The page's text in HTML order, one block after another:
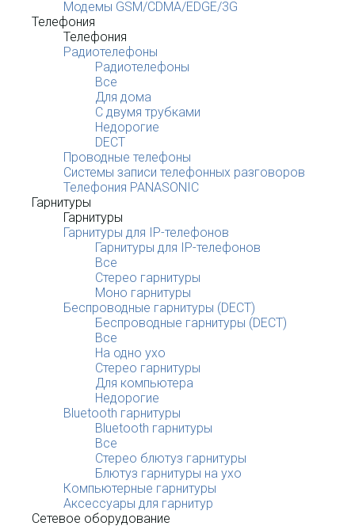
Модемы GSM/CDMA/EDGE/3G
Телефония
Телефония
Радиотелефоны
Радиотелефоны
Все
Для дома
С двумя трубками
Недорогие
DECT
Проводные телефоны
Системы записи телефонных разговоров
Телефония PANASONIC
Гарнитуры
Гарнитуры
Гарнитуры для IP-телефонов
Гарнитуры для IP-телефонов
Все
Стерео гарнитуры
Моно гарнитуры
Беспроводные гарнитуры (DECT)
Беспроводные гарнитуры (DECT)
Все
На одно ухо
Стерео гарнитуры
Для компьютера
Недорогие
Bluetooth гарнитуры
Bluetooth гарнитуры
Все
Стерео блютуз гарнитуры
Блютуз гарнитуры на ухо
Компьютерные гарнитуры
Аксессуары для гарнитур
Сетевое оборудование